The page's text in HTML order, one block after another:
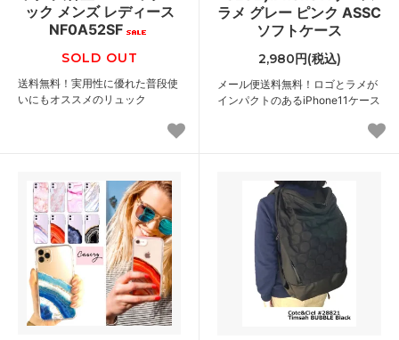
ック メンズ レディース
NF0A52SF
SOLD OUT
送料無料！実用性に優れた普段使
いにもオススメのリュック
ラメ グレー ピンク ASSC
ソフトケース
2,980円(税込)
メール便送料無料！ロゴとラメが
インパクトのあるiPhone11ケース